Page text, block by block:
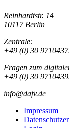
Reinhardtstr. 14
10117 Berlin
Zentrale:
+49 (0) 30
Fragen zum
+49 (0) 30
info@dafv.de
Impressum